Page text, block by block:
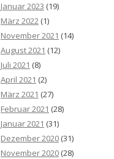
Januar 2023 (19)
März 2022 (1)
November 2021 (14)
August 2021 (12)
Juli 2021 (8)
April 2021 (2)
März 2021 (27)
Februar 2021 (28)
Januar 2021 (31)
Dezember 2020 (31)
November 2020 (28)